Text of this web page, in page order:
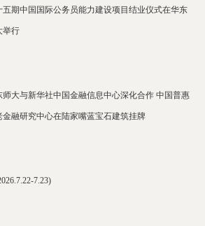
五期中国国际公务员能力建设项目结业仪式在华东
举行
师大与新华社中国金融信息中心深化合作 中国普惠
金融研究中心在陆家嘴蓝宝石建筑挂牌
7.23)